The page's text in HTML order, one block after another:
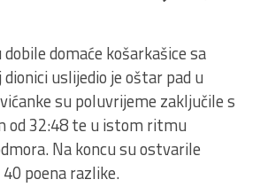
domaće košarkašice sa
uslijedio je oštar pad u
su poluvrijeme zaključile s
od 32:48 te u istom ritmu
Na koncu su ostvarile
poena razlike.